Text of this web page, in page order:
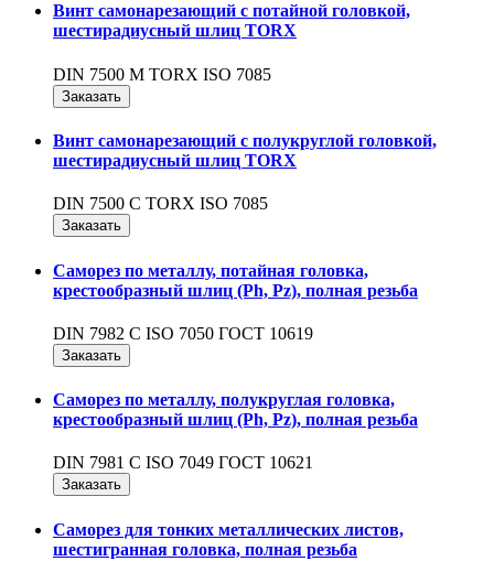
Винт самонарезающий c потайной головкой,
шестирадиусный шлиц TORX
DIN 7500 M TORX ISO 7085
Заказать
Винт самонарезающий c полукруглой головкой,
шестирадиусный шлиц TORX
DIN 7500 C TORX ISO 7085
Заказать
Саморез по металлу, потайная головка,
крестообразный шлиц (Ph, Pz), полная резьба
DIN 7982 C ISO 7050 ГОСТ 10619
Заказать
Саморез по металлу, полукруглая головка,
крестообразный шлиц (Ph, Pz), полная резьба
DIN 7981 C ISO 7049 ГОСТ 10621
Заказать
Саморез для тонких металлических листов,
шестигранная головка, полная резьба